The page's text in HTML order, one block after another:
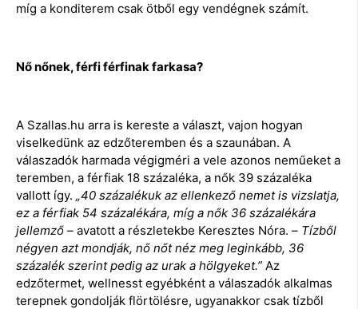
míg a konditerem csak ötből egy vendégnek számít.
Nő nőnek, férfi férfinak farkasa?
A Szallas.hu arra is kereste a választ, vajon hogyan
viselkedünk az edzőteremben és a szaunában. A
válaszadók harmada végigméri a vele azonos neműeket a
teremben, a férfiak 18 százaléka, a nők 39 százaléka
vallott így. „40 százalékuk az ellenkező nemet is vizslatja,
ez a férfiak 54 százalékára, míg a nők 36 százalékára
jellemző – avatott a részletekbe Keresztes Nóra. – Tízből
négyen azt mondják, nő nőt néz meg leginkább, 36
százalék szerint pedig az urak a hölgyeket.” Az
edzőtermet, wellnesst egyébként a válaszadók alkalmas
terepnek gondolják flörtölésre, ugyanakkor csak tízből